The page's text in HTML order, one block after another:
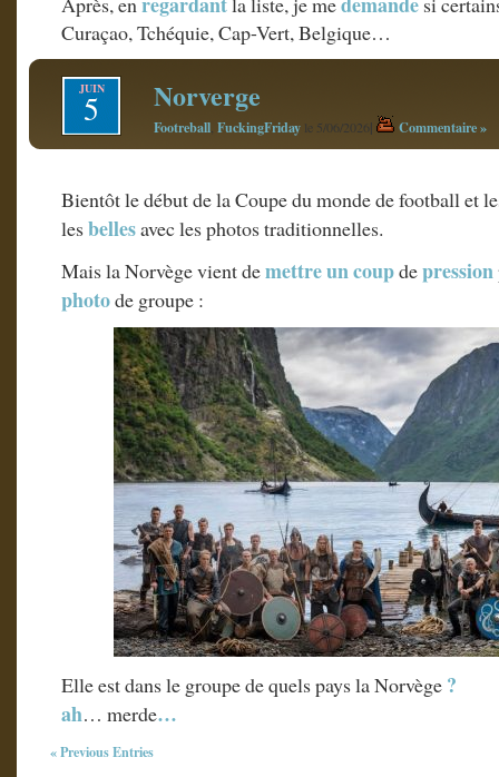
Curaçao, Tchéquie, Cap-Vert, Belgique…
JUIN
5 Norverge
Footreball, FuckingFriday le 5/06/2026| Commentaire »
Bientôt le début de la Coupe du monde de football et
lesbellesavec les photos traditionnelles.
Mais la Norvège vient demettre un coupdepression
photode groupe :
Elle est dans le groupe de quels pays la Norvège ?
ah… merde…
« Previous Entries